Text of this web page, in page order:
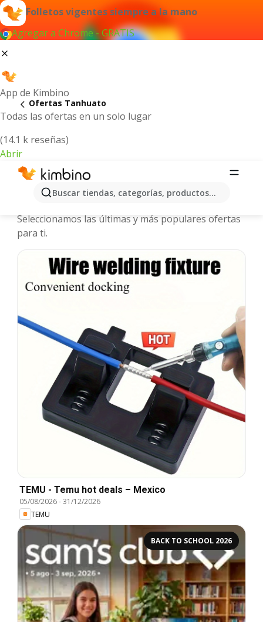
Folletos vigentes siempre a la mano
Agregar a Chrome - GRATIS
App de Kimbino
Todas las ofertas en un solo lugar
(14.1 k reseñas)
Abrir
Buscar tiendas, categorías, productos...
Ofertas Tanhuato
Tanhuato - Folletos y ofertas más
Seleccionamos las últimas y más populares ofertas
para ti.
TEMU - Temu hot deals – Mexico
05/08/2026-31/12/2026
TEMU
BACK TO SCHOOL 2026